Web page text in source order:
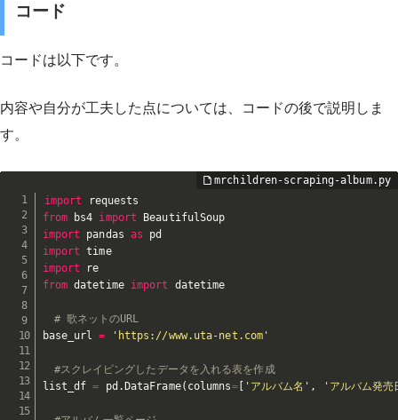
コード
コードは以下です。
内容や自分が工夫した点については、コードの後で説明しま
す。
import
from bs4 import
import pandas as
import
time
import
from datetime import datetime
# 歌ネットのURL
base_url = 'https://www.uta-net.com'
#スクレイピングしたデータを入れる表を作成
list_df = pd .DataFrame( columns=[ 'アルバム名' , 'アルバム発